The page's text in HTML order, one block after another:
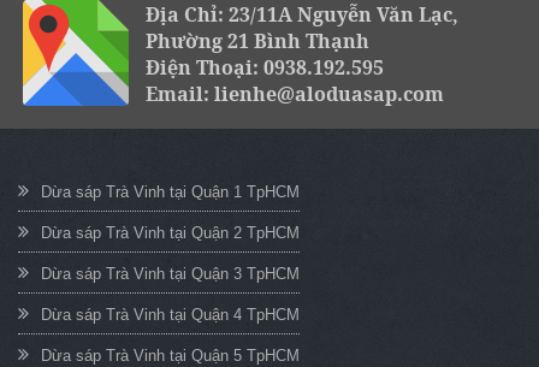
Địa Chỉ: 23/11A Nguyễn Văn Lạc,
Phường 21 Bình Thạnh
Điện Thoại: 0938.192.595
Email: lienhe@aloduasap.com
Dừa sáp Trà Vinh tại Quận 1 TpHCM
Dừa sáp Trà Vinh tại Quận 2 TpHCM
Dừa sáp Trà Vinh tại Quận 3 TpHCM
Dừa sáp Trà Vinh tại Quận 4 TpHCM
Dừa sáp Trà Vinh tại Quận 5 TpHCM